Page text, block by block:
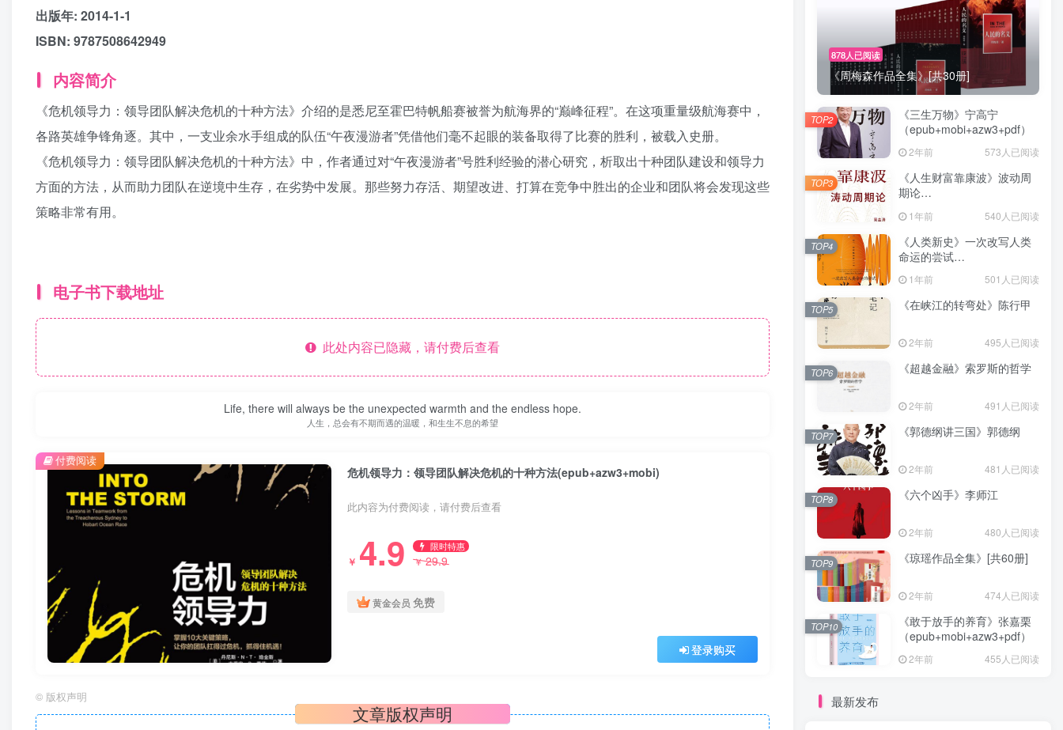
出版年: 2014-1-1
ISBN: 9787508642949
内容简介
《危机领导力：领导团队解决危机的十种方法》介绍的是悉尼至霍巴特帆船赛被誉为航海界的“巅峰征程”。在这项重量级航海赛中，
各路英雄争锋角逐。其中，一支业余水手组成的队伍“午夜漫游者”凭借他们毫不起眼的装备取得了比赛的胜利，被载入史册。
《危机领导力：领导团队解决危机的十种方法》中，作者通过对“午夜漫游者”号胜利经验的潜心研究，析取出十种团队建设和领导力
方面的方法，从而助力团队在逆境中生存，在劣势中发展。那些努力存活、期望改进、打算在竞争中胜出的企业和团队将会发现这些
策略非常有用。
电子书下载地址
此处内容已隐藏，请付费后查看
Life, there will always be the unexpected warmth and the endless hope.
人生，总会有不期而遇的温暖，和生生不息的希望
危机领导力：领导团队解决危机的十种方法(epub+azw3+mobi)
此内容为付费阅读，请付费后查看
￥ 4.9 限时特惠
￥29.9
黄金会员 免费
登录购买
付费阅读
© 版权声明
文章版权声明
878人已阅读
《周梅森作品全集》[共30册]
《三生万物》宁高宁
（epub+mobi+azw3+pdf）
2年前 573人已阅读
TOP2
《人生财富靠康波》波动周
期论
1年前 540人已阅读
TOP3
《人类新史》一次改写人类
命运的尝试
1年前 501人已阅读
TOP4
《在峡江的转弯处》陈行甲
2年前 495人已阅读
TOP5
《超越金融》索罗斯的哲学
2年前 491人已阅读
TOP6
《郭德纲讲三国》郭德纲
2年前 481人已阅读
TOP7
《六个凶手》李师江
2年前 480人已阅读
TOP8
《琼瑶作品全集》[共60册]
2年前 474人已阅读
TOP9
《敢于放手的养育》张嘉栗
（epub+mobi+azw3+pdf）
2年前 455人已阅读
TOP10
最新发布